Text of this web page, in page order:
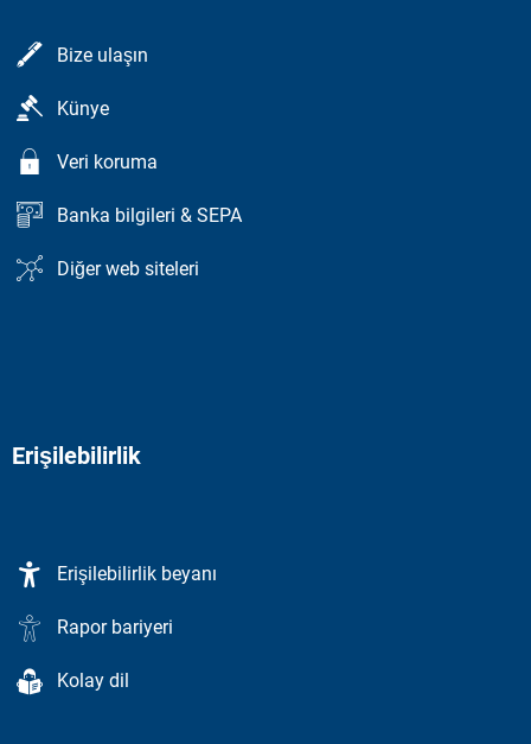
Bize ulaşın
Künye
Veri koruma
Banka bilgileri & SEPA
Diğer web siteleri
Erişilebilirlik
Erişilebilirlik beyanı
Rapor bariyeri
Kolay dil